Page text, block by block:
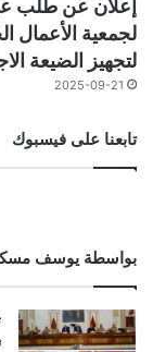
لجمعية الأعمال
لتجهيز الضيعة
2025-09-21
تابعنا على فيسبوك
بواسطة يوسف